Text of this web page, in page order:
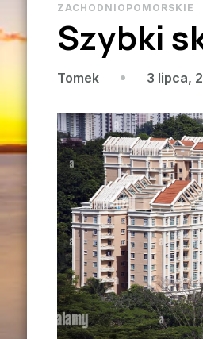
ZACHODNIOPOMORSKIE
Szybki
Tomek 3 lipca,